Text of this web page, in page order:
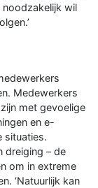
wil
Medewerkers
met gevoelige
en e-
situaties.
dreiging – de
om in extreme
‘Natuurlijk kan